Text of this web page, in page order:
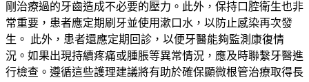
剛治療過的牙齒造成不必要的壓力。此外，保持口腔衛生也非
常重要，患者應定期刷牙並使用漱口水，以防止感染再次發
生。 此外，患者還應定期回診，以便牙醫能夠監測康復情
況。如果出現持續疼痛或腫脹等異常情況，應及時聯繫牙醫進
行檢查。遵循這些護理建議將有助於確保顯微根管治療取得長